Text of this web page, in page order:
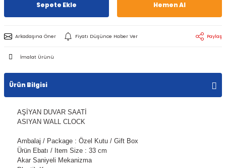
Sepete Ekle Hemen Al
Arkadaşına Öner Fiyatı Düşünce Haber Ver Paylaş
İmalat Ürünü
Ürün Bilgisi
AŞİYAN DUVAR SAATİ
ASIYAN WALL CLOCK
Ambalaj / Package : Özel Kutu / Gift Box
Ürün Ebatı / Item Size : 33 cm
Akar Saniyeli Mekanizma